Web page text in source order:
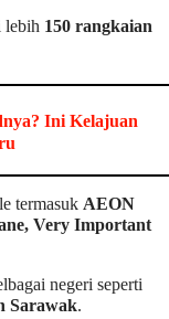
lebih 150 rangkaian
Ini Kelajuan
termasuk AEON
, Very Important
negeri seperti
Sarawak.